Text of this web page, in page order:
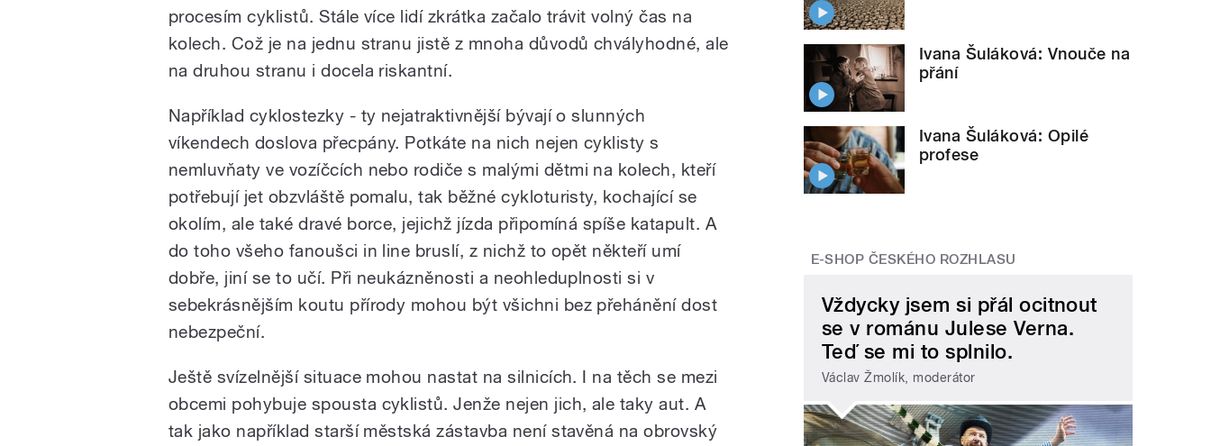
procesím cyklistů. Stále více lidí zkrátka začalo trávit volný čas na
kolech. Což je na jednu stranu jistě z mnoha důvodů chvályhodné, ale
na druhou stranu i docela riskantní.
Například cyklostezky - ty nejatraktivnější bývají o slunných
víkendech doslova přecpány. Potkáte na nich nejen cyklisty s
nemluvňaty ve vozíčcích nebo rodiče s malými dětmi na kolech, kteří
potřebují jet obzvláště pomalu, tak běžné cykloturisty, kochající se
okolím, ale také dravé borce, jejichž jízda připomíná spíše katapult. A
do toho všeho fanoušci in line bruslí, z nichž to opět někteří umí
dobře, jiní se to učí. Při neukázněnosti a neohleduplnosti si v
sebekrásnějším koutu přírody mohou být všichni bez přehánění dost
nebezpeční.
Ještě svízelnější situace mohou nastat na silnicích. I na těch se mezi
obcemi pohybuje spousta cyklistů. Jenže nejen jich, ale taky aut. A
tak jako například starší městská zástavba není stavěná na obrovský
Ivana Šuláková: Vnouče na
přání
Ivana Šuláková: Opilé
profese
E-SHOP ČESKÉHO ROZHLASU
Vždycky jsem si přál ocitnout
se v románu Julese Verna.
Teď se mi to splnilo.
Václav Žmolík, moderátor